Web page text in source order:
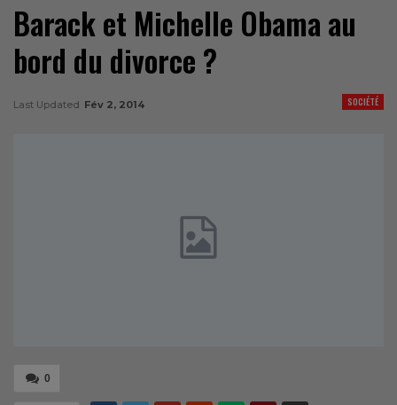
Barack et Michelle Obama au
bord du divorce ?
SOCIÉTÉ
Last Updated Fév 2, 2014
0